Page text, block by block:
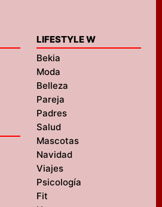
LIFESTYLE W
Bekia
Moda
Belleza
Pareja
Padres
Salud
Mascotas
Navidad
Viajes
Psicología
Fit